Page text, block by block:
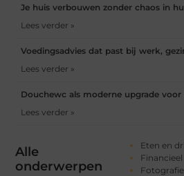
Alle
onderwerpen
Eten en
Financieel
Fotografie
Je huis verbouwen zonder chaos in
Lees verder »
Voedingsadvies dat past bij werk,
Lees verder »
Douchewc als moderne upgrade
Lees verder »